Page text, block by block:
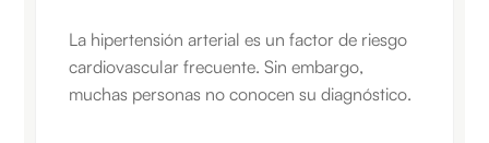
La hipertensión arterial es un factor de riesgo
cardiovascular frecuente. Sin embargo,
muchas personas no conocen su diagnóstico.